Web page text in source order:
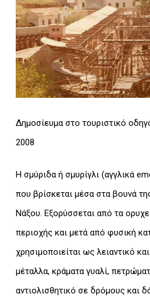
Δημοσίευμα στο τουριστικό
2008
Η σμύριδα ή σμυρίγλι (αγγλικά
που βρίσκεται μέσα στα βουνά
Νάξου. Εξορύσσεται από τα
περιοχής και μετά από φυσική
χρησιμοποιείται ως λειαντικό
μέταλλα, κράματα γυαλί,
αντιολισθητικό σε δρόμους και